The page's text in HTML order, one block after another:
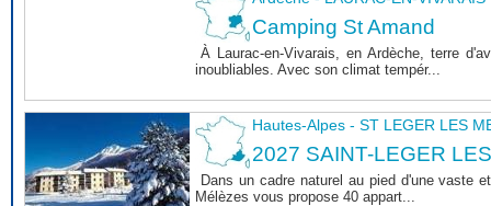
Camping St Amand
À Laurac-en-Vivarais, en Ardèche, terre
inoubliables. Avec son climat tempér...
Hautes-Alpes - ST LEGER LES
2027 SAINT-LEGER
Dans un cadre naturel au pied d'une vaste
Mélèzes vous propose 40 appart...